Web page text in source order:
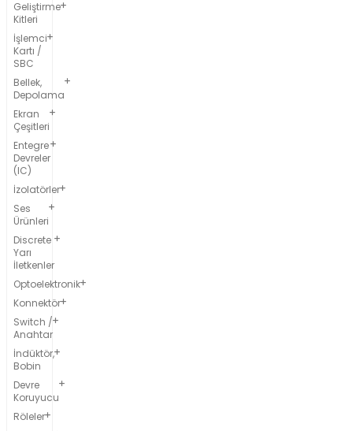
Geliştirme
Kitleri
İşlemci
Kartı /
SBC
Bellek,
Depolama
Ekran
Çeşitleri
Entegre
Devreler
(IC)
İzolatörler
Ses
Ürünleri
Discrete
Yarı
İletkenler
Optoelektronik
Konnektör
Switch /
Anahtar
İndüktör,
Bobin
Devre
Koruyucu
Röleler